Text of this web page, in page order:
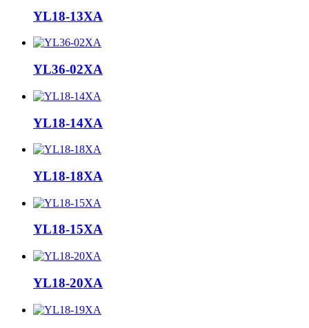
YL18-13XA
YL36-02XA
YL18-14XA
YL18-18XA
YL18-15XA
YL18-20XA